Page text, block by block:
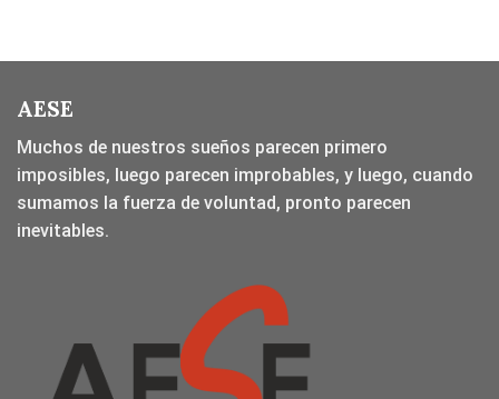
AESE
Muchos de nuestros sueños parecen primero
imposibles, luego parecen improbables, y luego, cuando
sumamos la fuerza de voluntad, pronto parecen
inevitables.